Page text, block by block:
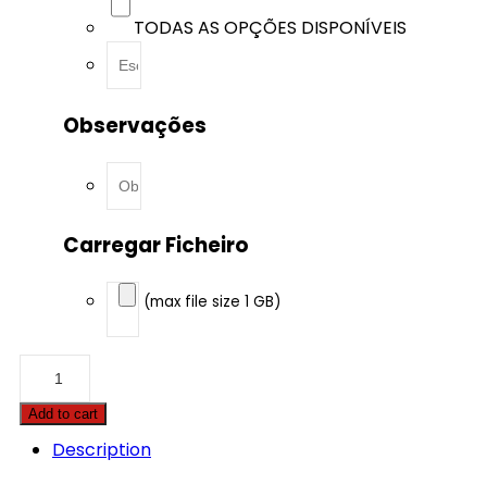
TODAS AS OPÇÕES DISPONÍVEIS
Observações
Carregar Ficheiro
(max file size 1 GB)
8
serie
Add to cart
Description